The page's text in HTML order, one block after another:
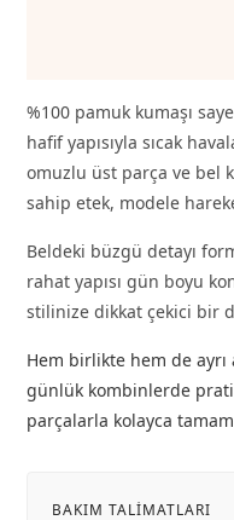
%100 pamuk kumaşı
hafif yapısıyla sıcak
omuzlu üst parça ve bel
sahip etek, modele
Beldeki büzgü detayı
rahat yapısı gün boyu
stilinize dikkat çekici bir
Hem birlikte hem de ayrı
günlük kombinlerde
parçalarla kolayca
BAKIM TALIMATLARI